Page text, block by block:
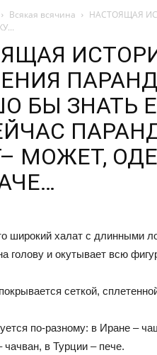
Всякая всячина
НАСТОЯЩАЯ
БЫ ЗНАТЬ
МОЖЕТ,
широкий халат с длинными
голову и окутывает всю
сеткой,
по-разному: в Иране –
в Турции – пече.